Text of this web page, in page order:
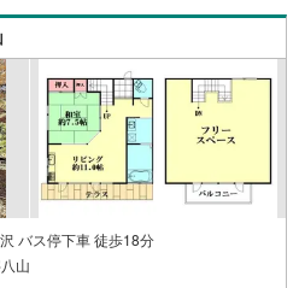
:10:00～18:00（定休日:火・水曜日
現地のご案内も可能ですので、どう
せください！
バス停下車 徒歩18分
山